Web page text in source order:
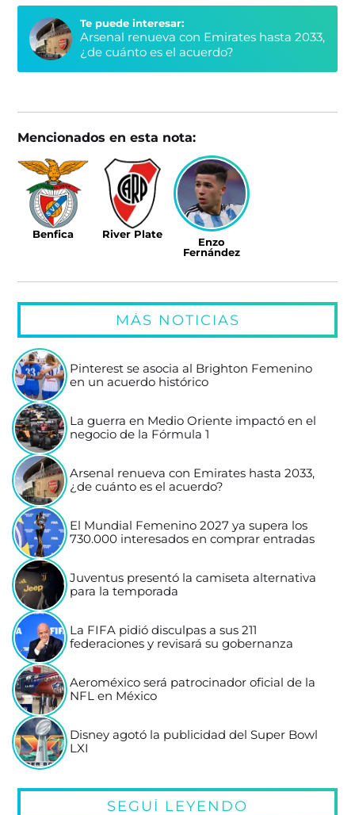
Te puede interesar:
Arsenal renueva con Emirates hasta 2033,
¿de cuánto es el acuerdo?
Mencionados en esta nota:
Benfica River Plate
Enzo
Fernández
MÁS NOTICIAS
Pinterest se asocia al Brighton Femenino
en un acuerdo histórico
La guerra en Medio Oriente impactó en el
negocio de la Fórmula 1
Arsenal renueva con Emirates hasta 2033,
¿de cuánto es el acuerdo?
El Mundial Femenino 2027 ya supera los
730.000 interesados en comprar entradas
Juventus presentó la camiseta alternativa
para la temporada
La FIFA pidió disculpas a sus 211
federaciones y revisará su gobernanza
Aeroméxico será patrocinador oficial de la
NFL en México
Disney agotó la publicidad del Super Bowl
LXI
SEGUÍ LEYENDO